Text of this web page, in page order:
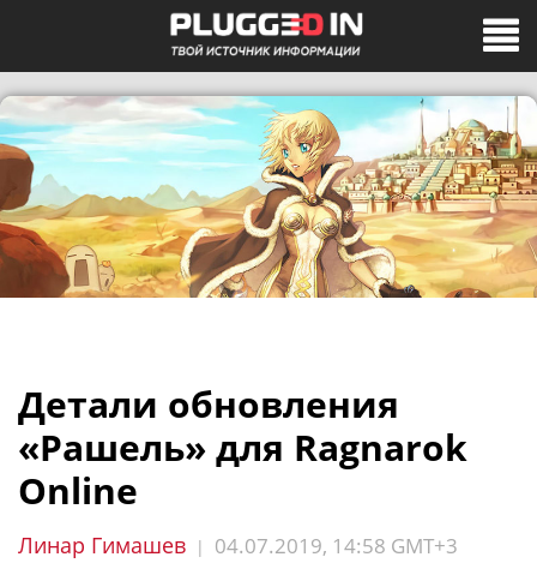
Детали обновления
«Рашель» для Ragnarok
Online
Линар Гимашев | 04.07.2019, 14:58 GMT+3